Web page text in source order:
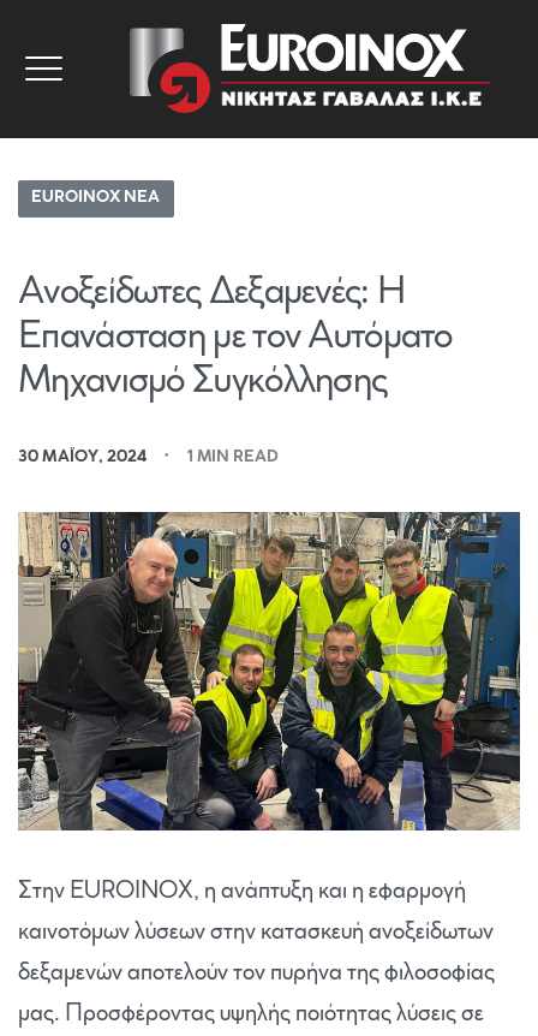
EUROINOX ΝΈΑ
Ανοξείδωτες Δεξαμενές: Η
Επανάσταση με τον Αυτόματο
Μηχανισμό Συγκόλλησης
30 ΜΑΪ́ΟΥ, 2024 1 MIN READ
Στην EUROINOX, η ανάπτυξη και η εφαρμογή
καινοτόμων λύσεων στην κατασκευή ανοξείδωτων
δεξαμενών αποτελούν τον πυρήνα της φιλοσοφίας
μας. Προσφέροντας υψηλής ποιότητας λύσεις σε